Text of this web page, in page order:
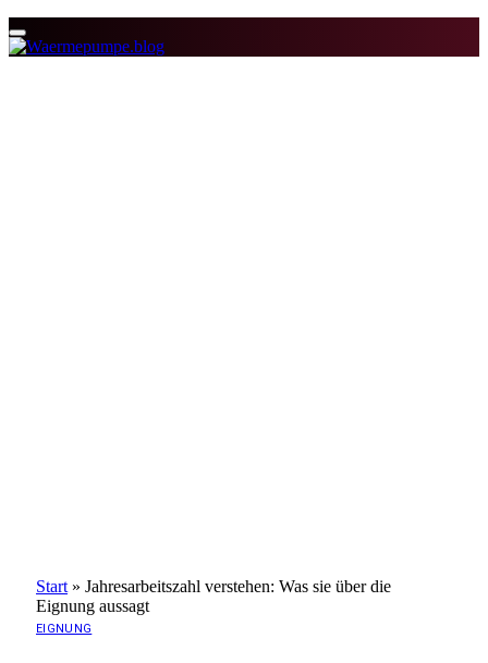
Start » Jahresarbeitszahl verstehen: Was sie über die
Eignung aussagt
EIGNUNG